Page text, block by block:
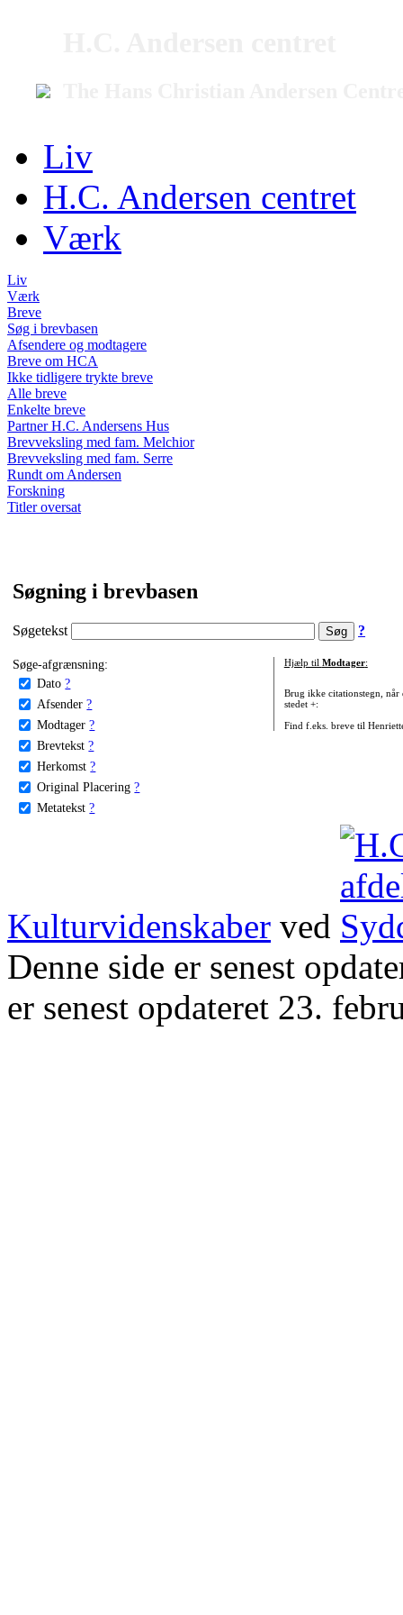
Liv
H.C. Andersen centret
Værk
Liv
Værk
Breve
Søg i brevbasen
Afsendere og modtagere
Breve om HCA
Ikke tidligere trykte breve
Alle breve
Enkelte breve
Partner H.C. Andersens Hus
Brevveksling med fam. Melchior
Brevveksling med fam. Serre
Rundt om Andersen
Forskning
Titler oversat
Søgning i brevbasen
Søgetekst ?
Søge-afgrænsning:
Dato ?
Afsender ?
Modtager ?
Brevtekst ?
Herkomst ?
Original Placering ?
Metatekst ?
Hjælp til Modtager:
Brug ikke citationstegn, når
stedet +:
Find f.eks. breve til
Kulturvidenskaber ved
Denne side er senest
er senest opdateret 23.